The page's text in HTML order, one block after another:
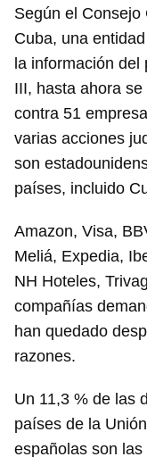
Según el
Cuba, una
la información
III, hasta ahora
contra 51
varias acciones
son
países, incluido
Amazon, Visa,
Meliá, Expedia,
NH Hoteles,
compañías
han quedado
razones.
Un 11,3 % de las
países de la
españolas son